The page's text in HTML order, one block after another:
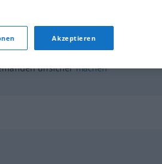
unsichermachen
Akzeptieren